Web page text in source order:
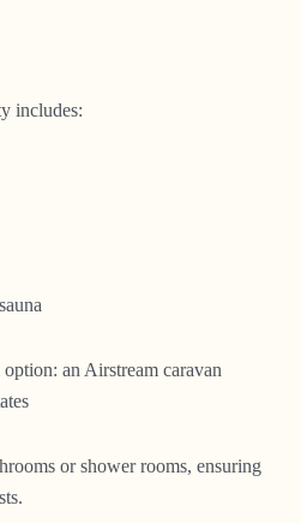
includes:
an Airstream caravan
or shower rooms, ensuring